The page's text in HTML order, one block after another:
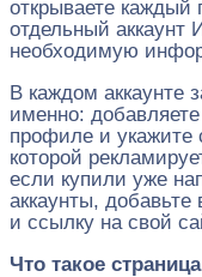
открываете каждый
отдельный аккаунт
необходимую
В каждом аккаунте
именно:
профиле и укажите
которой
если купили уже
аккаунты,
и ссылку на свой
Что такое